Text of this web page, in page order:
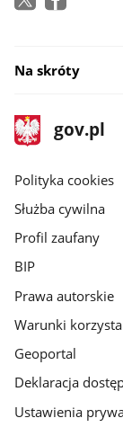
Na skróty
stopka
gov.pl
Strona
gov.pl
gov.pl
Polityka cookies
Służba cywilna
Profil zaufany
BIP
Prawa autorskie
Warunki
Geoportal
Deklaracja
Ustawienia